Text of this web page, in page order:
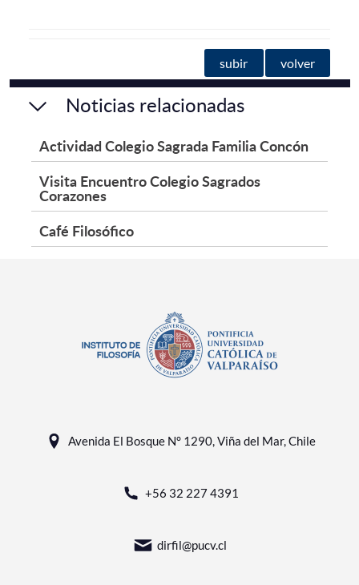
subir volver
Noticias relacionadas
Actividad Colegio Sagrada Familia Concón
Visita Encuentro Colegio Sagrados
Corazones
Café Filosófico
Avenida El Bosque N° 1290, Viña del Mar, Chile
+56 32 227 4391
dirfil@pucv.cl